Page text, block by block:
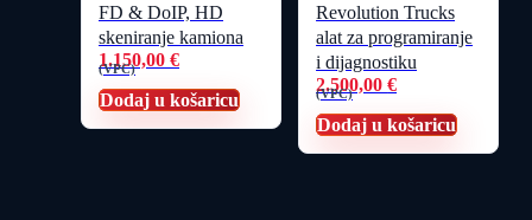
FD & DoIP, HD
skeniranje kamiona
1.150,00 €
(VPC)
Dodaj u košaricu
Revolution Trucks
alat za programiranje
i dijagnostiku
2.500,00€
(VPC)
Dodaj u košaricu